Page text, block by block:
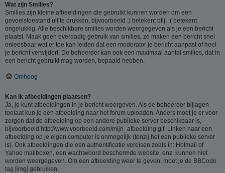
Wat zijn Smilies?
Smilies zijn kleine afbeeldingen die gebruikt kunnen worden om een
gevoelstoestand uit te drukken, bijvoorbeeld :) betekent blij, :( betekent
ongelukkig. Alle beschikbare smilies worden weergegeven als je een bericht
plaatst. Maak geen overdadig gebruik van smilies, ze maken een bericht snel
onleesbaar wat er toe kan leiden dat een moderator je bericht aanpast of heel
je bericht verwijdert. De beheerder kan ook een maximaal aantal smilies, dat in
een bericht gebruikt mag worden, bepaald hebben.
Omhoog
Kan ik afbeeldingen plaatsen?
Ja, je kunt afbeeldingen in je bericht weergeven. Als de beheerder bijlagen
toelaat kun je een afbeelding naar het forum uploaden. Anders moet je er voor
zorgen dat de afbeelding op een andere publieke server beschikbaar is,
bijvoorbeeld http://www.voorbeeld.com/mijn_afbeelding.gif. Linken naar een
afbeelding op je eigen computer is onmogelijk (tenzij het een publieke server
is). Ook afbeeldingen die een authentificatie vereisen zoals in: Hotmail of
Yahoo mailboxen, een wachtwoord beschermde website, enz. kunnen niet
worden weergegeven. Om een afbeelding weer te geven, moet je de BBCode
tag [img] gebruiken.